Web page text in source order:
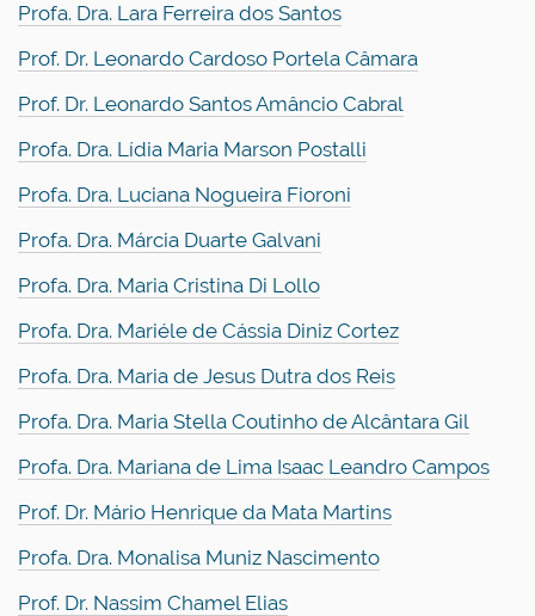
Profa. Dra. Lara Ferreira dos Santos
Prof. Dr. Leonardo Cardoso Portela Câmara
Prof. Dr. Leonardo Santos Amâncio Cabral
Profa. Dra. Lídia Maria Marson Postalli
Profa. Dra. Luciana Nogueira Fioroni
Profa. Dra. Márcia Duarte Galvani
Profa. Dra. Maria Cristina Di Lollo
Profa. Dra. Mariéle de Cássia Diniz Cortez
Profa. Dra. Maria de Jesus Dutra dos Reis
Profa. Dra. Maria Stella Coutinho de Alcântara Gil
Profa. Dra. Mariana de Lima Isaac Leandro Campos
Prof. Dr. Mário Henrique da Mata Martins
Profa. Dra. Monalisa Muniz Nascimento
Prof. Dr. Nassim Chamel Elias